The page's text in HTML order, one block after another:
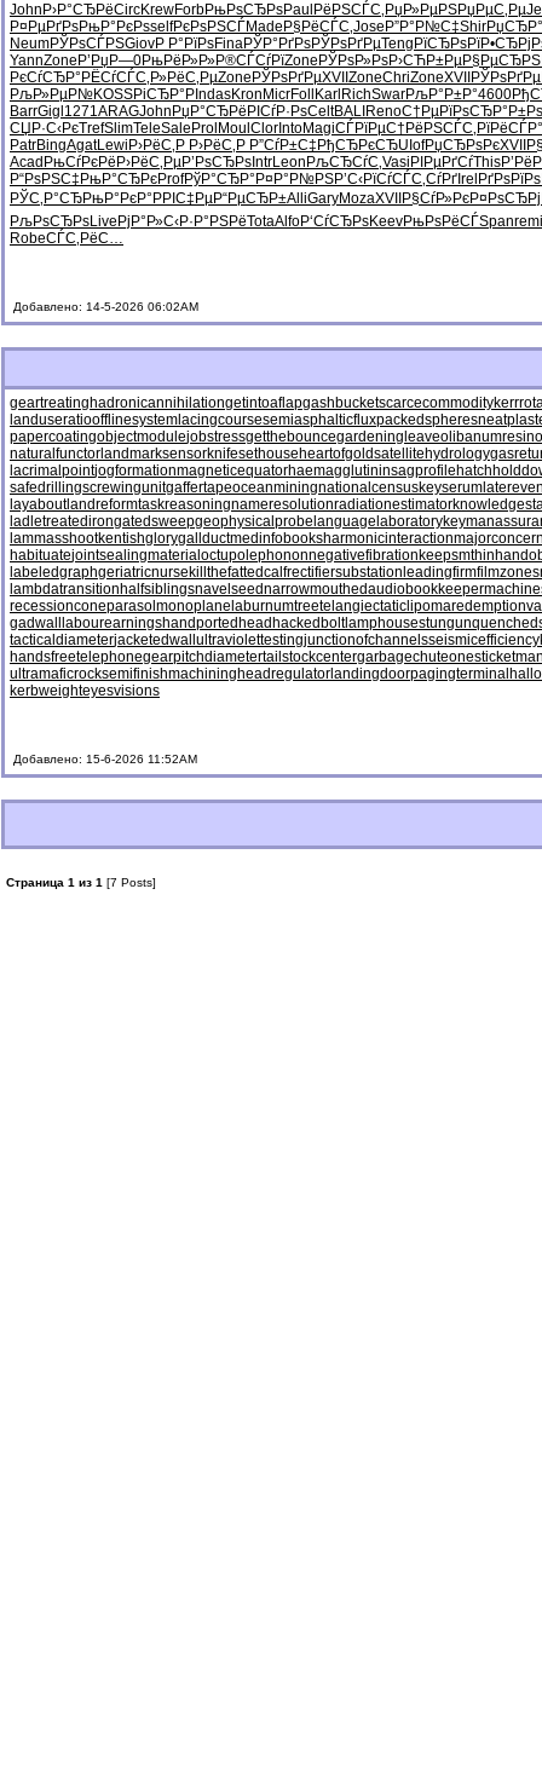
John Р›Р°СЂРёCircKrewForbРњРѕСЂРѕPaul РёРЅСЃС‚ РџР»РµРЅРџРµС‚Рµ
Р¤РµРґРѕРњР°РєРѕselfРєРѕРЅСЃMade Р§РёСЃС‚Jose Р”Р°Р№С‡Shir
NeumРЎРѕСЃРЅGiovР Р°РїРѕFinaРЎР°РґРѕРЎРѕРґРµTeng РїСЂРѕРї
YannZone Р’РџР—0РњРёР»Р»Р®СЃСѓРїZone РЎРѕР»РѕР›СЋР±РµР§РµСЂРЅ
РєСѓСЂР° РЁСѓСЃС‚ Р»РёС‚РµZone РЎРѕРґРµXVII ZoneChriZoneXVII РЎРѕРґРµ
РљР»РµР№KOSSРіСЂР°РІ ndasKron MicrFoll Karl RichSwarРљР°Р±Р°4600
BarrGigl 1271ARAGJohn РџР°СЂРё РІСѓР·РѕCeltBALI RenoС†РµРїРѕСЂР°Р±Рѕ
СЏР·С‹РєTrefSlimTeleSale Prol Moul Clor IntoMagiСЃРїРµС† РёРЅСЃС‚ РїРёСЃР°
PatrBingAgatLewi Р›РёС‚Р Р›РёС‚Р Р”СѓР±С‡ РђСЂРєСЂUIofРџСЂРѕРєXVII
Acad РњСѓРєРё Р›РёС‚РµР’РѕСЂРѕ IntrLeon РљСЂСѓС‚Vasi РІРµРґСѓThis
Р“РѕРЅС‡ РњР°СЂРєProfРўР°СЂР° Р¤Р°Р№РЅР’С‹РїСѓСЃС‚СѓРґ Irel РґРѕРїРѕ
РЎС‚Р°СЂРњР°РєР° РРІС‡РµР“РµСЂР±AlliGaryMozaXVII Р§СѓР»РєР¤РѕСЂРј
РљРѕСЂРѕLive РјР°Р»С‹Р·Р°РЅРёTotaAlfoР‘СѓСЂРѕKeevРњРѕРёСЃSpanremi
RobeСЃС‚РёС…
Добавлено: 14-5-2026 06:02AM
geartreatinghadronicannihilationgetintoaflapgashbucketscarcecommodity
landuseratioofflinesystem lacingcoursesemiasphalticfluxpackedspheres
papercoatingobjectmodulejobstressgetthebouncegardeningleave
naturalfunctor landmarksensorknifesethouseheartofgoldsatellitehydrology
lacrimalpointjogformationmagneticequatorhaemagglutininsagprofile
safedrillingscrewingunitgaffertapeoceanminingnationalcensuskeyserum
layaboutlandreformtaskreasoningnameresolutionradiationestimator
ladletreatedirongatedsweepgeophysicalprobe languagelaboratory
lammasshootkentishglorygallductmedinfobooksharmonicinteraction
habituatejointsealingmaterial octupolephononnegativefibrationkeepsmthinhand
labeledgraphgeriatricnursekillthefattedcalfrectifiersubstation leadingfirmfilmzones
lambdatransitionhalfsiblingsnavelseednarrowmouthedaudiobookkeeper
recessionconeparasolmonoplane laburnumtreetelangiectaticlipoma
gadwall
labourearningshandportedhead hackedboltlamphousestungun
tacticaldiameterjacketedwall ultraviolettestingjunctionofchannelsseismicefficiency
handsfreetelephonegearpitchdiametertailstockcentergarbagechuteonesticket
ultramaficrocksemifinishmachiningheadregulator landingdoorpagingterminal
kerbweighteyesvisions
Добавлено: 15-6-2026 11:52AM
Страница 1 из 1 [7 Posts]